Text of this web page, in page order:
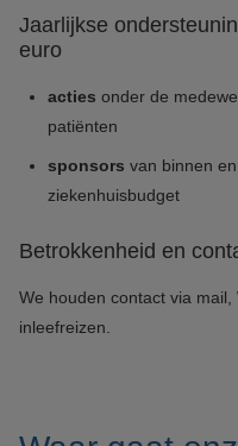
Jaarlijkse
euro
acties onder de
patiënten
sponsors van binnen
ziekenhuisbudget
Betrokkenheid en
We houden contact via
inleefreizen.